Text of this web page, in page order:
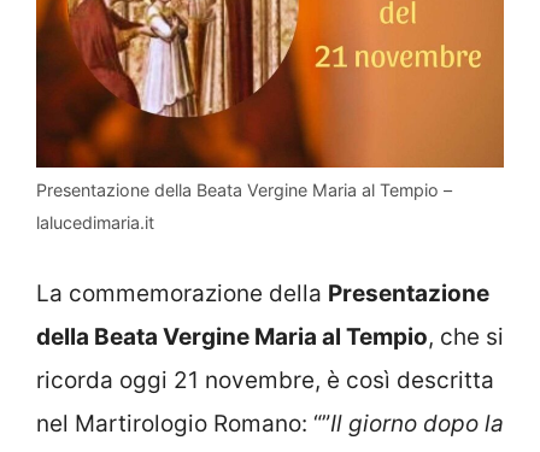
Presentazione della Beata Vergine Maria al Tempio –
lalucedimaria.it
La commemorazione della Presentazione
della Beata Vergine Maria al Tempio, che si
ricorda oggi 21 novembre, è così descritta
nel Martirologio Romano: “”Il giorno dopo la